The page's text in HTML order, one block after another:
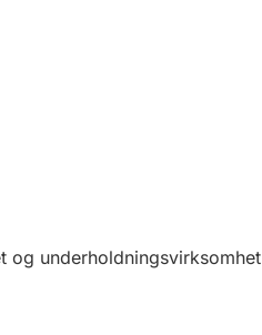
og underholdningsvirksomhet